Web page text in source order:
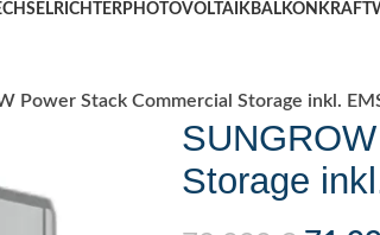
PHOTOVOLTAIK
Power Stack Commercial Storage inkl.
Storage